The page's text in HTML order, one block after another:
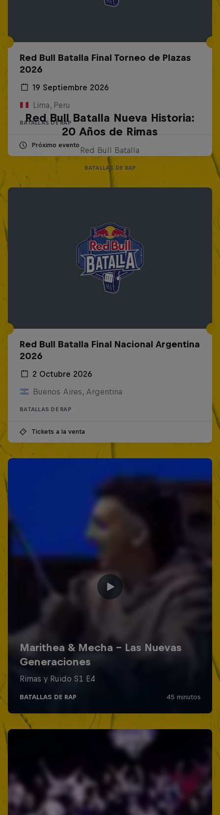
Red Bull Batalla Final Torneo de Plazas
2026
19 Septiembre 2026
Lima, Peru
BATALLAS DE RAP
Próximo evento
Red Bull Batalla Nueva Historia:
20 Años de Rimas
Red Bull Batalla
BATALLAS DE RAP
Red Bull Batalla Final Nacional Argentina
2026
2 Octubre 2026
Buenos Aires, Argentina
BATALLAS DE RAP
Tickets a la venta